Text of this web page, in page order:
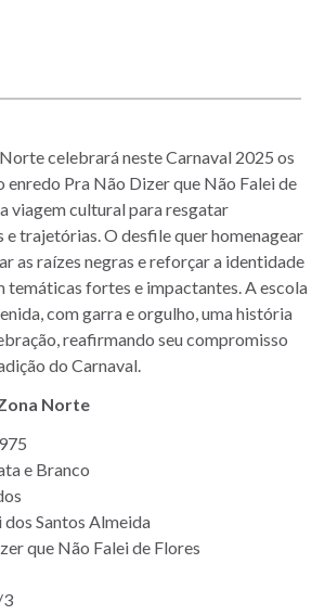
celebrará neste Carnaval 2025 os
enredo Pra Não Dizer que Não Falei de
viagem cultural para resgatar
e trajetórias. O desfile quer homenagear
as raízes negras e reforçar a identidade
temáticas fortes e impactantes. A escola
com garra e orgulho, uma história
reafirmando seu compromisso
do Carnaval.
Norte
e Branco
Santos Almeida
que Não Falei de Flores
3